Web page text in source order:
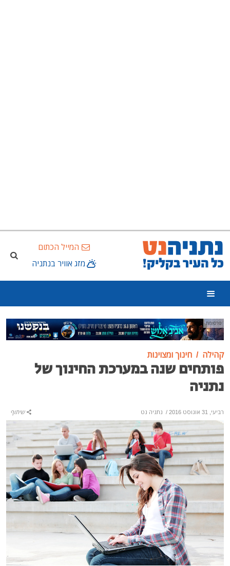
המייל הכתום
מזג אוויר בנתניה
פרסומת
קהילה חינוך ומצוינות
פותחים שנה במערכת החינוך של
נתניה
רביעי, 31 אוגוסט 2016 / נתניה נט שיתוף